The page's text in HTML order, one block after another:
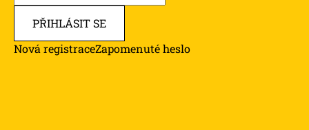
PŘIHLÁSIT SE
Nová registraceZapomenuté heslo